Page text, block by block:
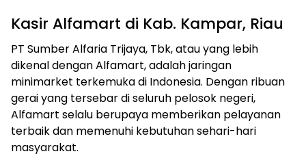
Kasir Alfamart di Kab. Kampar, Riau
PT Sumber Alfaria Trijaya, Tbk, atau yang lebih
dikenal dengan Alfamart, adalah jaringan
minimarket terkemuka di Indonesia. Dengan ribuan
gerai yang tersebar di seluruh pelosok negeri,
Alfamart selalu berupaya memberikan pelayanan
terbaik dan memenuhi kebutuhan sehari-hari
masyarakat.